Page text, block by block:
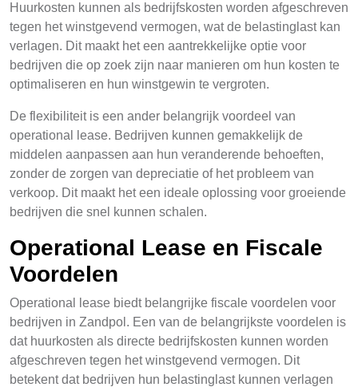
Huurkosten kunnen als bedrijfskosten worden afgeschreven
tegen het winstgevend vermogen, wat de belastinglast kan
verlagen. Dit maakt het een aantrekkelijke optie voor
bedrijven die op zoek zijn naar manieren om hun kosten te
optimaliseren en hun winstgewin te vergroten.
De flexibiliteit is een ander belangrijk voordeel van
operational lease. Bedrijven kunnen gemakkelijk de
middelen aanpassen aan hun veranderende behoeften,
zonder de zorgen van depreciatie of het probleem van
verkoop. Dit maakt het een ideale oplossing voor groeiende
bedrijven die snel kunnen schalen.
Operational Lease en Fiscale
Voordelen
Operational lease biedt belangrijke fiscale voordelen voor
bedrijven in Zandpol. Een van de belangrijkste voordelen is
dat huurkosten als directe bedrijfskosten kunnen worden
afgeschreven tegen het winstgevend vermogen. Dit
betekent dat bedrijven hun belastinglast kunnen verlagen